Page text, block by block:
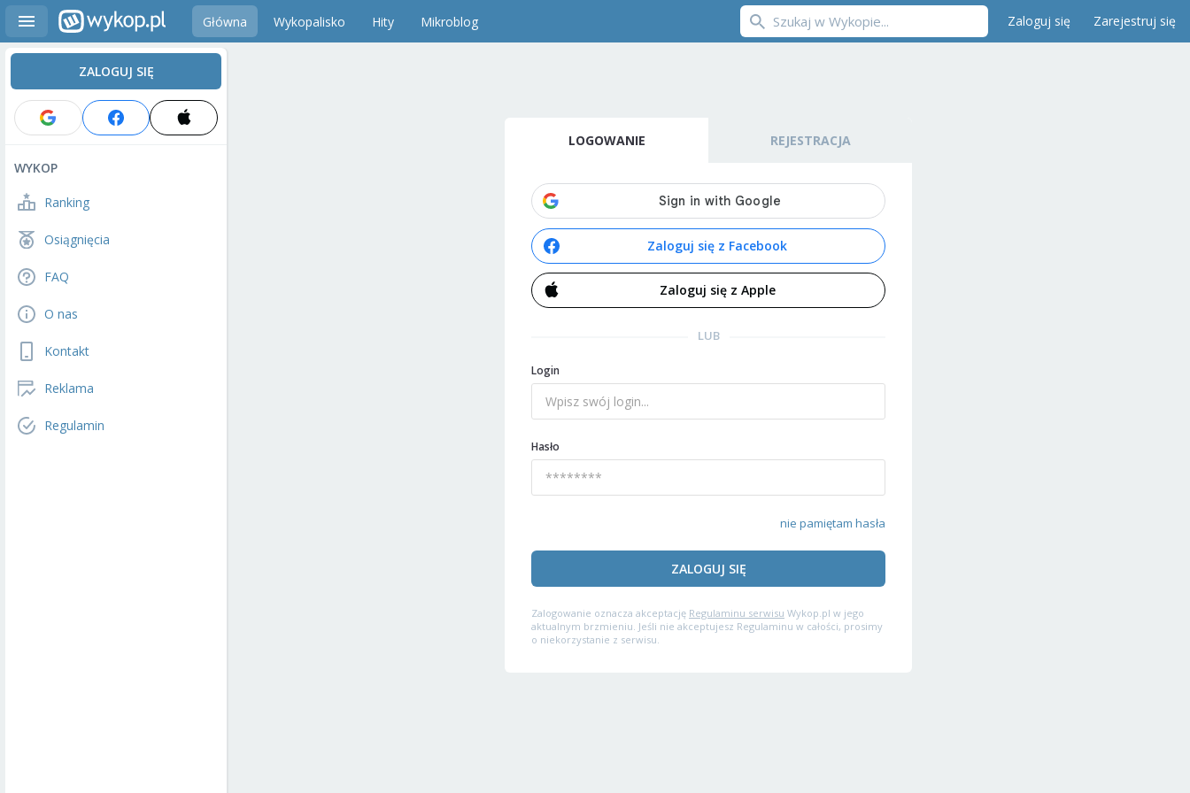
Główna Wykopalisko Hity Mikroblog Zaloguj się Zarejestruj się
ZALOGUJ SIĘ
WYKOP
Ranking
Osiągnięcia
FAQ
O nas
Kontakt
Reklama
Regulamin
LOGOWANIE REJESTRACJA
Zaloguj się z Facebook
Zaloguj się z Apple
LUB
Login
Hasło
nie pamiętam hasła
ZALOGUJ SIĘ
Zalogowanie oznacza akceptację Regulaminu serwisu Wykop.pl w jego
aktualnym brzmieniu. Jeśli nie akceptujesz Regulaminu w całości, prosimy
o niekorzystanie z serwisu.